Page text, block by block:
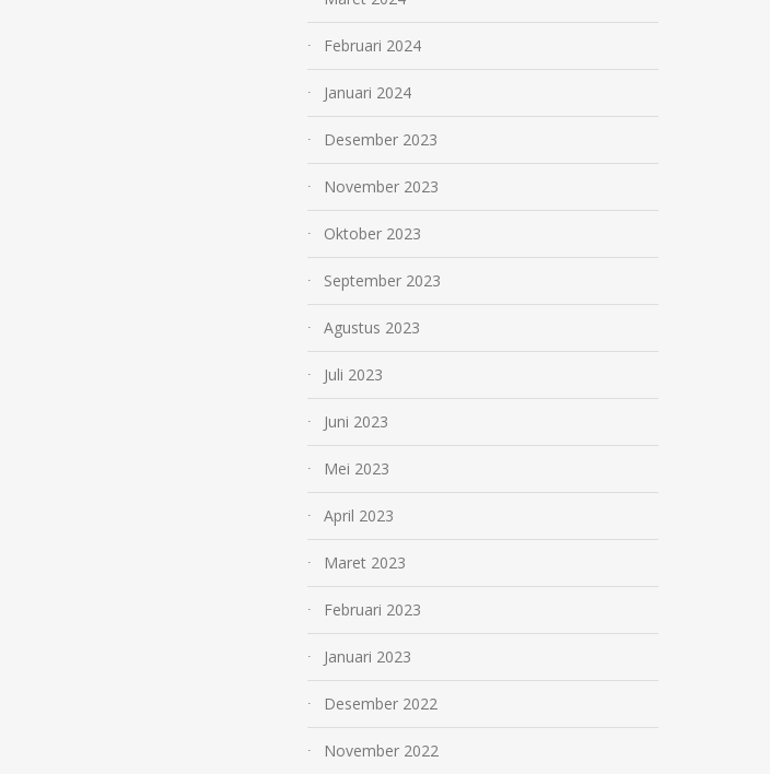
Februari 2024
Januari 2024
Desember 2023
November 2023
Oktober 2023
September 2023
Agustus 2023
Juli 2023
Juni 2023
Mei 2023
April 2023
Maret 2023
Februari 2023
Januari 2023
Desember 2022
November 2022